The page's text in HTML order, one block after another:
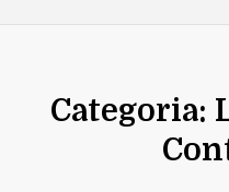
Categoria: